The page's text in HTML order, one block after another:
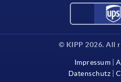
© KIPP 2026. All
Impressum
Datenschutz